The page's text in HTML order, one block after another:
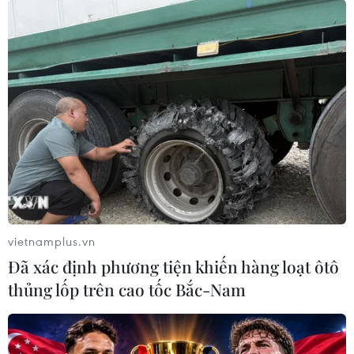
vietnamplus.vn
Đã xác định phương tiện khiến hàng loạt ôtô
thủng lốp trên cao tốc Bắc-Nam